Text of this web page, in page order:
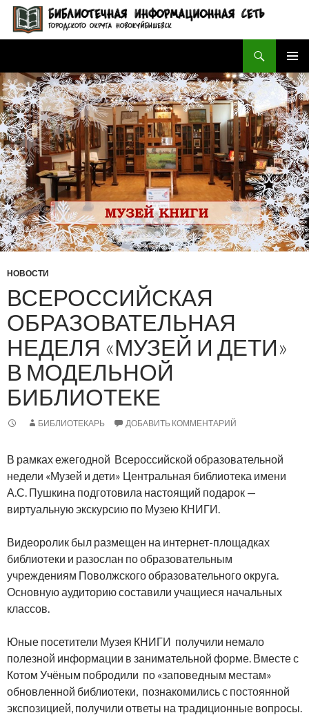
БИБЛИОТЕЧНАЯ ИНФОРМАЦИОННАЯ СЕТЬ городского округа Новокуйбышевск
МЕНЮ
К
СОДЕРЖИМОМУ
НОВОСТИ
ВСЕРОССИЙСКАЯ
ОБРАЗОВАТЕЛЬНАЯ
НЕДЕЛЯ «МУЗЕЙ И ДЕТИ»
В МОДЕЛЬНОЙ
БИБЛИОТЕКЕ
БИБЛИОТЕКАРЬ ДОБАВИТЬ КОММЕНТАРИЙ
В рамках ежегодной Всероссийской образовательной
недели «Музей и дети» Центральная библиотека имени
А.С. Пушкина подготовила настоящий подарок —
виртуальную экскурсию по Музею КНИГИ.
Видеоролик был размещен на интернет-площадках
библиотеки и разослан по образовательным
учреждениям Поволжского образовательного округа.
Основную аудиторию составили учащиеся начальных
классов.
Юные посетители Музея КНИГИ получили немало
полезной информации в занимательной форме. Вместе с
Котом Учёным побродили по «заповедным местам»
обновленной библиотеки, познакомились с постоянной
экспозицией, получили ответы на традиционные вопросы.